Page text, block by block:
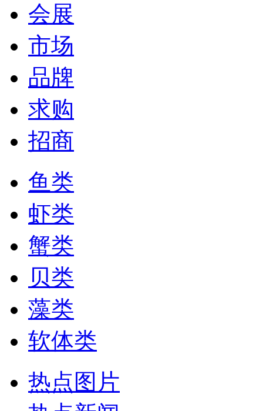
会展
市场
品牌
求购
招商
鱼类
虾类
蟹类
贝类
藻类
软体类
热点图片